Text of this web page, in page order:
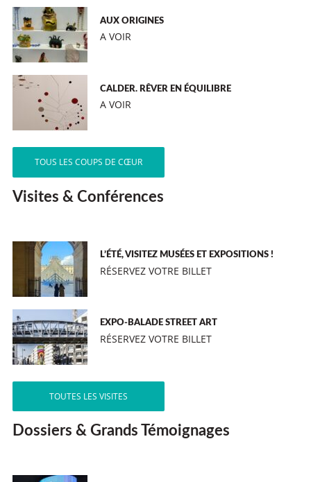
AUX ORIGINES
A VOIR
CALDER. RÊVER EN ÉQUILIBRE
A VOIR
TOUS LES COUPS DE CŒUR
Visites & Conférences
L’ÉTÉ, VISITEZ MUSÉES ET EXPOSITIONS !
RÉSERVEZ VOTRE BILLET
EXPO-BALADE STREET ART
RÉSERVEZ VOTRE BILLET
TOUTES LES VISITES
Dossiers & Grands Témoignages